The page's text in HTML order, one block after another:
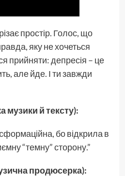
простір. Голос, що
яку не хочеться
прийняти: депресія – це
але йде. І ти завжди
музики й тексту):
бо відкрила в
“темну” сторону.”
продюсерка):